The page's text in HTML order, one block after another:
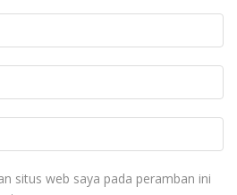
situs web saya pada peramban ini